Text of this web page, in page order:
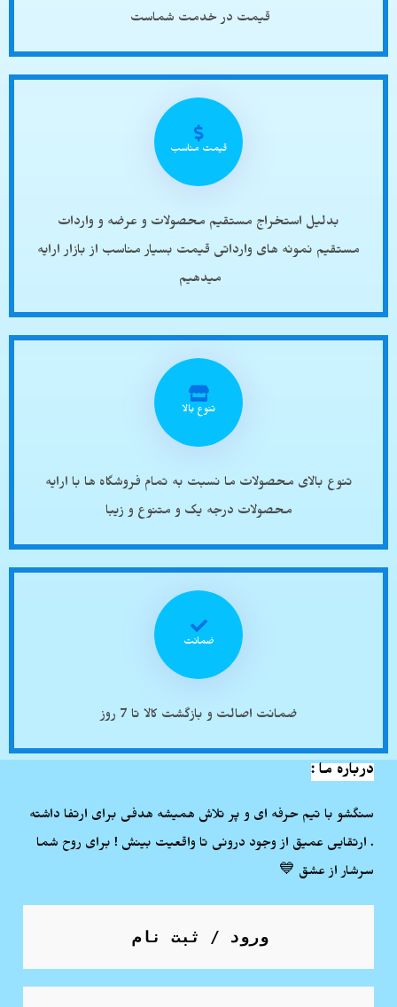
قیمت در خدمت شماست
قیمت مناسب
بدلیل استخراج مستقیم محصولات و عرضه و واردات
مستقیم نمونه های وارداتی قیمت بسیار مناسب از بازار ارایه
میدهیم
تنوع بالا
تنوع بالای محصولات ما نسبت به تمام فروشگاه ها با ارایه
محصولات درجه یک و متنوع و زیبا
ضمانت
ضمانت اصالت و بازگشت کالا تا 7 روز
درباره ما :
سنگشو با تیم حرفه ای و پر تلاش همیشه هدفی برای ارتفا داشته
. ارتقایی عمیق از وجود درونی تا واقعیت بینش ! برای روح شما
سرشار از عشق 💙
ورود / ثبت نام